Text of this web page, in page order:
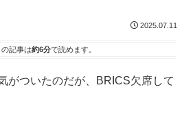
2025.07.11
の記事は約6分で読めます。
がついたのだが、BRICS欠席して